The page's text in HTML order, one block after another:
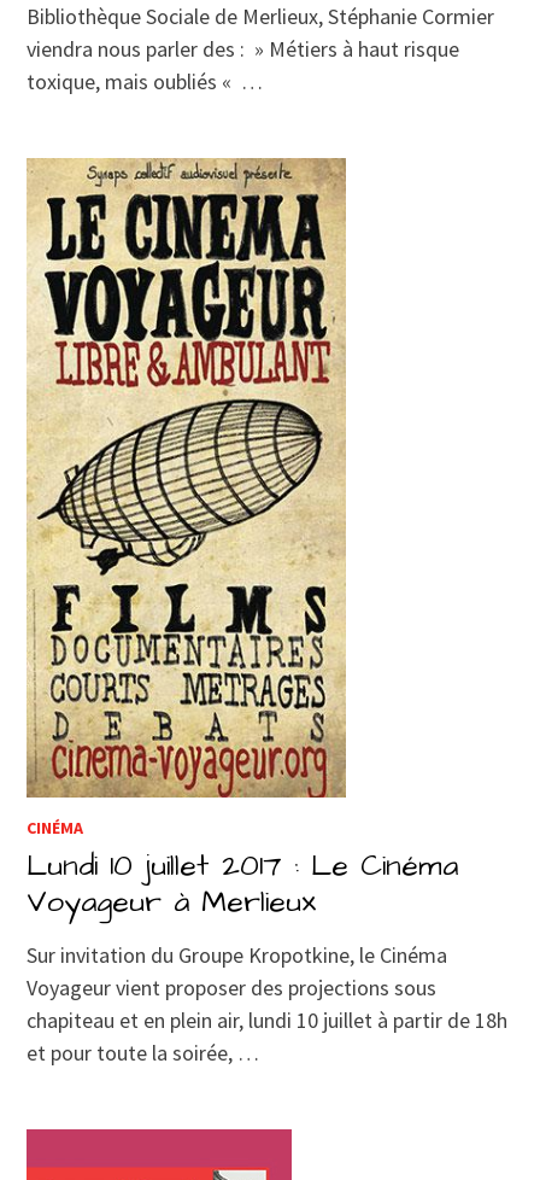
Bibliothèque Sociale de Merlieux, Stéphanie Cormier
viendra nous parler des : » Métiers à haut risque
toxique, mais oubliés « …
CINÉMA
Lundi 10 juillet 2017 : Le Cinéma
Voyageur à Merlieux
Sur invitation du Groupe Kropotkine, le Cinéma
Voyageur vient proposer des projections sous
chapiteau et en plein air, lundi 10 juillet à partir de 18h
et pour toute la soirée, …